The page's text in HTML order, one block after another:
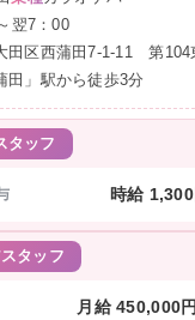
翌7：00
田区西蒲田7-1-11 第104
田」駅から徒歩3分
タッフ
時給
タッフ
月給 450,000